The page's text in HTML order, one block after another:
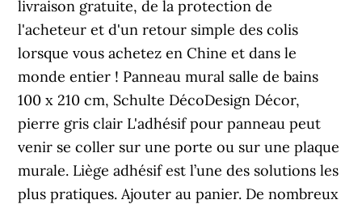
livraison gratuite, de la protection de
l'acheteur et d'un retour simple des colis
lorsque vous achetez en Chine et dans le
monde entier ! Panneau mural salle de bains
100 x 210 cm, Schulte DécoDesign Décor,
pierre gris clair L'adhésif pour panneau peut
venir se coller sur une porte ou sur une plaque
murale. Liège adhésif est l’une des solutions les
plus pratiques. Ajouter au panier. De nombreux